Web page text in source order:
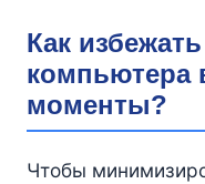
Как
компьютера
моменты?
Чтобы